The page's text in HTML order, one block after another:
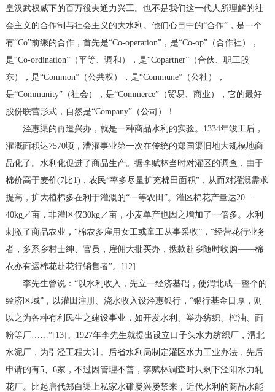
皇汉武权威下的百万役夫通力兴工。也不是我们这一代人所理解的社
会主义的合作制与社会主义的大水利。他们心目中的“合作”，是一个
有“Co”前缀的合作，首先是“Co-operation”，是“Co-op”（合作社），
是“Co-ordination”（平等、调和），是“Copartner”（合伙、职工股
东），是“Common”（公共权），是“Commune”（公社），
是“Community”（社会），是“Commerce”（贸易、商业），它的最好
股份联营形式，自然是“Company”（公司）！
泾惠渠的再造兴办，就是一种商品水利的实验。1334年竣工后，
灌溉面积达7570顷，漕灌事业第一次在传统的郑国渠旧地大规模地商
品化了。水利化促进了商品生产。据李赋林当时对灌区的调查，由于
棉价高于麦价(7比1)，农民“率多尽量扩充棉田面积”，从而对灌溉需求
提高，扩大植棉多在利于灌溉的“一等农田”。灌区棉花产量达20—
40kg／亩，非灌区仅30kg／亩，小麦单产也因之增加了一倍多。水利
刺激了商品农业，“棉农多雇用女工或童工从事采收”，“经营花行业务
者，多系乡村士绅、官员，雇佣大批买办，携款赴乡随时收购——棉
衣亦有运棉花赴花行销售者”。[12]
李先生曾说：“以水利收入，先立一经济基础，使渭北成一整个的
经济区域”，以灌田注册、浇水收入设泾惠银行，“银行基金日厚，则
以之为各种有利民生之建设事业，如开发水利、举办纺织、榨油、面
粉等厂……”[13]。1927年李先生就提出设立口子头水力纺织厂，渭北
水泥厂，为引泾工程大计。后省水利局制定灌区水力工业办法，先后
申请的有5、6家，不过因管理不善，李赋林调查时只剩下泾阳水力轧
花厂。比起唐代郑白渠上私家水碓屡兴屡禁来，近代水利的商品水能